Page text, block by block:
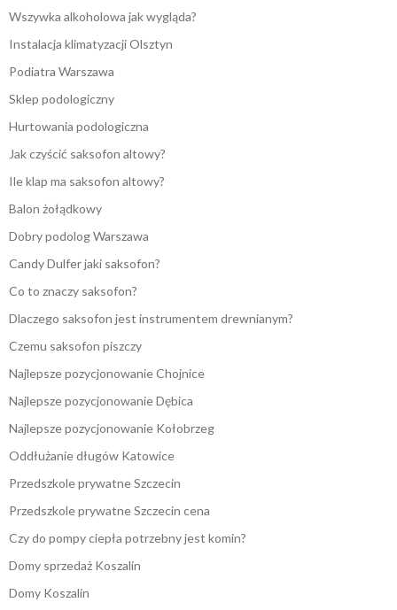
Wszywka alkoholowa jak wygląda?
Instalacja klimatyzacji Olsztyn
Podiatra Warszawa
Sklep podologiczny
Hurtowania podologiczna
Jak czyścić saksofon altowy?
Ile klap ma saksofon altowy?
Balon żołądkowy
Dobry podolog Warszawa
Candy Dulfer jaki saksofon?
Co to znaczy saksofon?
Dlaczego saksofon jest instrumentem drewnianym?
Czemu saksofon piszczy
Najlepsze pozycjonowanie Chojnice
Najlepsze pozycjonowanie Dębica
Najlepsze pozycjonowanie Kołobrzeg
Oddłużanie długów Katowice
Przedszkole prywatne Szczecin
Przedszkole prywatne Szczecin cena
Czy do pompy ciepła potrzebny jest komin?
Domy sprzedaż Koszalin
Domy Koszalin